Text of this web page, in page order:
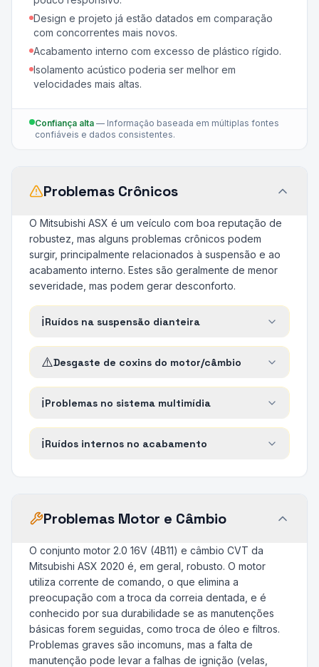
Design e projeto já estão datados em comparação
com concorrentes mais novos.
Acabamento interno com excesso de plástico rígido.
Isolamento acústico poderia ser melhor em
velocidades mais altas.
Confiança alta — Informação baseada em múltiplas fontes
confiáveis e dados consistentes.
Problemas Crônicos
O Mitsubishi ASX é um veículo com boa reputação de
robustez, mas alguns problemas crônicos podem
surgir, principalmente relacionados à suspensão e ao
acabamento interno. Estes são geralmente de menor
severidade, mas podem gerar desconforto.
ℹ️Ruídos na suspensão dianteira
⚠️Desgaste de coxins do motor/câmbio
ℹ️Problemas no sistema multimídia
ℹ️Ruídos internos no acabamento
Problemas Motor e Câmbio
O conjunto motor 2.0 16V (4B11) e câmbio CVT da
Mitsubishi ASX 2020 é, em geral, robusto. O motor
utiliza corrente de comando, o que elimina a
preocupação com a troca da correia dentada, e é
conhecido por sua durabilidade se as manutenções
básicas forem seguidas, como troca de óleo e filtros.
Problemas graves são incomuns, mas a falta de
manutenção pode levar a falhas de ignição (velas,